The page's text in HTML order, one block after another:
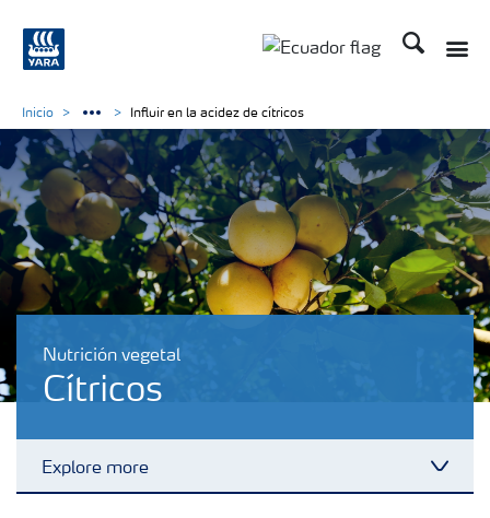
Buscar
Nutrición vegetal
Cítricos
Explore more
Inicio Influir en la acidez de cítricos